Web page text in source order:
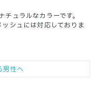
ュラルなカラーです。
シュには対応しておりま
男性へ